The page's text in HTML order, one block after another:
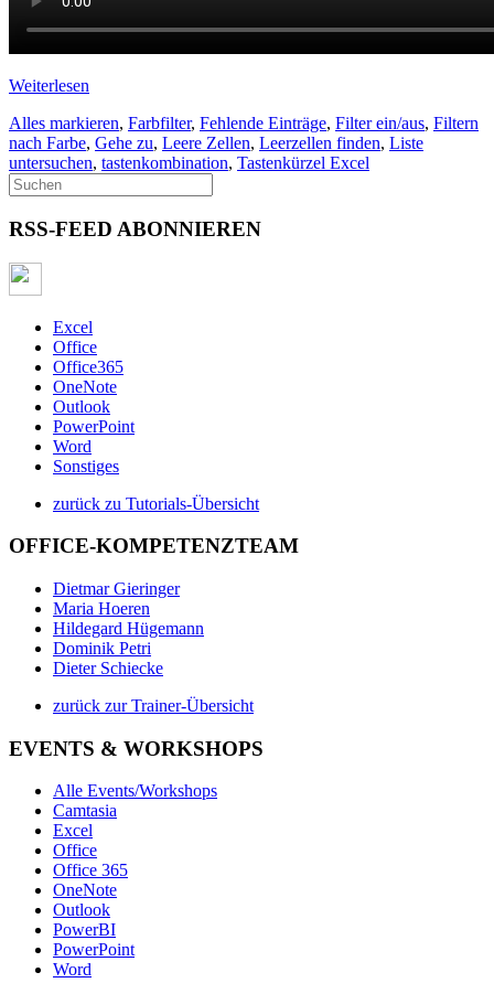
Weiterlesen
Alles markieren, Farbfilter, Fehlende Einträge, Filter ein/aus, Filtern
nach Farbe, Gehe zu, Leere Zellen, Leerzellen finden, Liste
untersuchen, tastenkombination, Tastenkürzel Excel
RSS-FEED ABONNIEREN
Excel
Office
Office365
OneNote
Outlook
PowerPoint
Word
Sonstiges
zurück zu Tutorials-Übersicht
OFFICE-KOMPETENZTEAM
Dietmar Gieringer
Maria Hoeren
Hildegard Hügemann
Dominik Petri
Dieter Schiecke
zurück zur Trainer-Übersicht
EVENTS & WORKSHOPS
Alle Events/Workshops
Camtasia
Excel
Office
Office 365
OneNote
Outlook
PowerBI
PowerPoint
Word